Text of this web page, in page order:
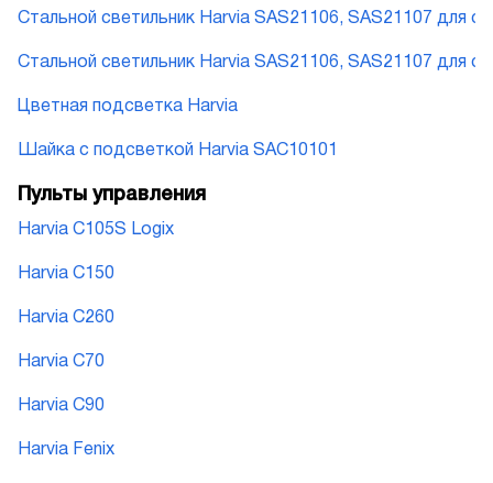
Стальной светильник Harvia SAS21106, SAS21107 для
Стальной светильник Harvia SAS21106, SAS21107 для
Цветная подсветка Harvia
Шайка с подсветкой Harvia SAC10101
Пульты управления
Harvia C105S Logix
Harvia C150
Harvia C260
Harvia C70
Harvia C90
Harvia Fenix